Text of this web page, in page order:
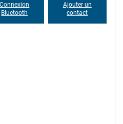
Connexion
Bluetooth
Ajouter un
contact